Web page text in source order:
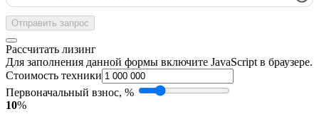
Отправить запрос
Рассчитать лизинг
Для заполнения данной формы включите JavaScript в браузере.
Стоимость техники
Первоначальный взнос, %
10%